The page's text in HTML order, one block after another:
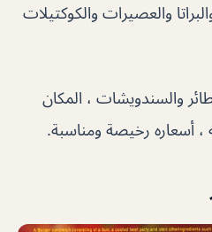
والعصيرات والكوكتيلات
والسندويشات ، المكان
أسعاره رخيصة ومناسبة.